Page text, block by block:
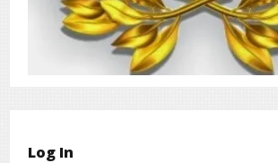
Log In